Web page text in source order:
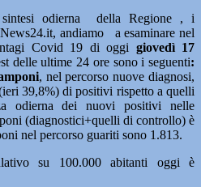
odierna della Regione , i
andiamo a esaminare nel
Covid 19 di oggi giovedì 17
delle ultime 24 ore sono i seguenti:
, nel percorso nuove diagnosi,
39,8%) di positivi rispetto a quelli
odierna dei nuovi positivi nelle
(diagnostici+quelli di controllo) è
nel percorso guariti sono 1.813.
su 100.000 abitanti oggi è